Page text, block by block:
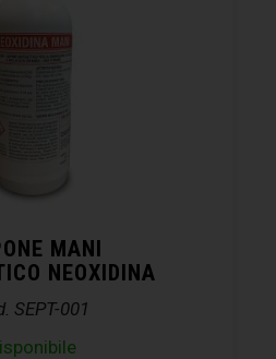
MANI
NEOXIDINA
SEPT-001